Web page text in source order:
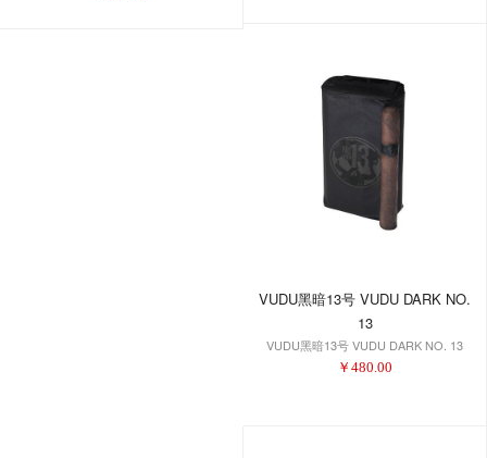
VUDU黑暗13号 VUDU DARK NO.
13
VUDU黑暗13号 VUDU DARK NO. 13
￥ 480.00